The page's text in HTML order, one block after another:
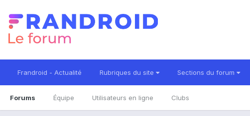
Frandroid - Actualité Rubriques du site Sections du forum
Forums Équipe Utilisateurs en ligne Clubs